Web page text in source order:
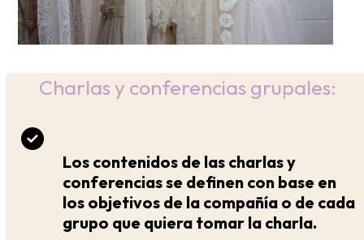
Charlas y conferencias grupales:
Los contenidos de las charlas y
conferencias se definen con base en
los objetivos de la compañía o de cada
grupo que quiera tomar la charla.